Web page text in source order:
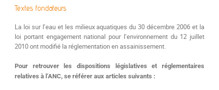
Textes fondateurs
La loi sur l’eau et les milieux aquatiques du 30 décembre 2006 et la
loi portant engagement national pour l’environnement du 12 juillet
2010 ont modifié la réglementation en assainissement.
Pour retrouver les dispositions législatives et réglementaires
relatives à l’ANC, se référer aux articles suivants :